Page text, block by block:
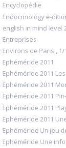
Encyclopédie
Endocrinology e-
english in mind level
Entreprises
Environs de Paris , 1/
Ephéméride 2011
Ephéméride 2011
Ephéméride 2011
Ephéméride 2011
Ephéméride 2011
Ephéméride 2011
Ephéméride Un jeu
Ephéméride Une